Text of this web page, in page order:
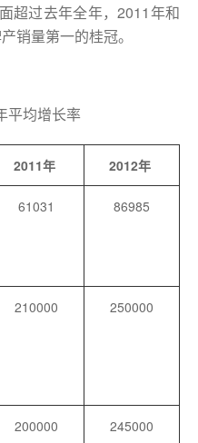
超过去年全年，2011年和
销量第一的桂冠。
平均增长率
2011年 2012年
61031 86985
210000 250000
200000 245000